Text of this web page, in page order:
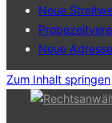
Neue
Neue
Zum Inhalt springen